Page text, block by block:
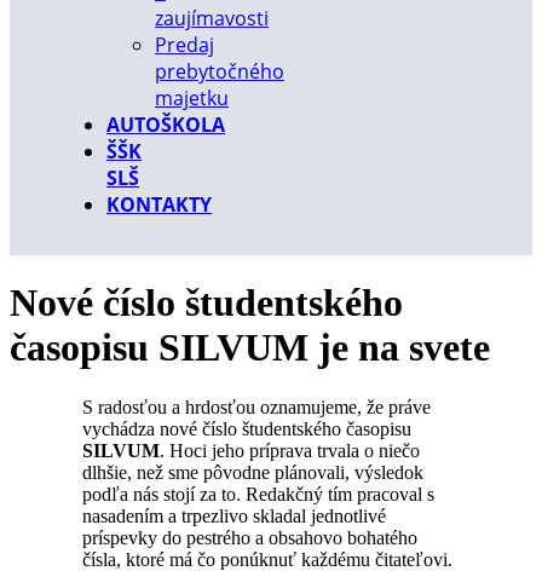
zaujímavosti
Predaj
prebytočného
majetku
AUTOŠKOLA
ŠŠK
SLŠ
KONTAKTY
Nové číslo študentského
časopisu SILVUM je na svete
S radosťou a hrdosťou oznamujeme, že práve
vychádza nové číslo študentského časopisu
SILVUM. Hoci jeho príprava trvala o niečo
dlhšie, než sme pôvodne plánovali, výsledok
podľa nás stojí za to. Redakčný tím pracoval s
nasadením a trpezlivo skladal jednotlivé
príspevky do pestrého a obsahovo bohatého
čísla, ktoré má čo ponúknuť každému čitateľovi.